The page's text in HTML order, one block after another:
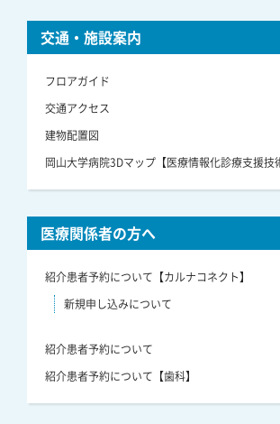
交通・施設案内
フロアガイド
交通アクセス
建物配置図
岡山大学病院3Dマップ【医療情報化診療支援技
医療関係者の方へ
紹介患者予約について【カルナコネクト】
新規申し込みについて
紹介患者予約について
紹介患者予約について【歯科】